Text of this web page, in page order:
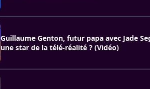
Guillaume Genton, futur papa avec Jade
une star de la télé-réalité ? (Vidéo)